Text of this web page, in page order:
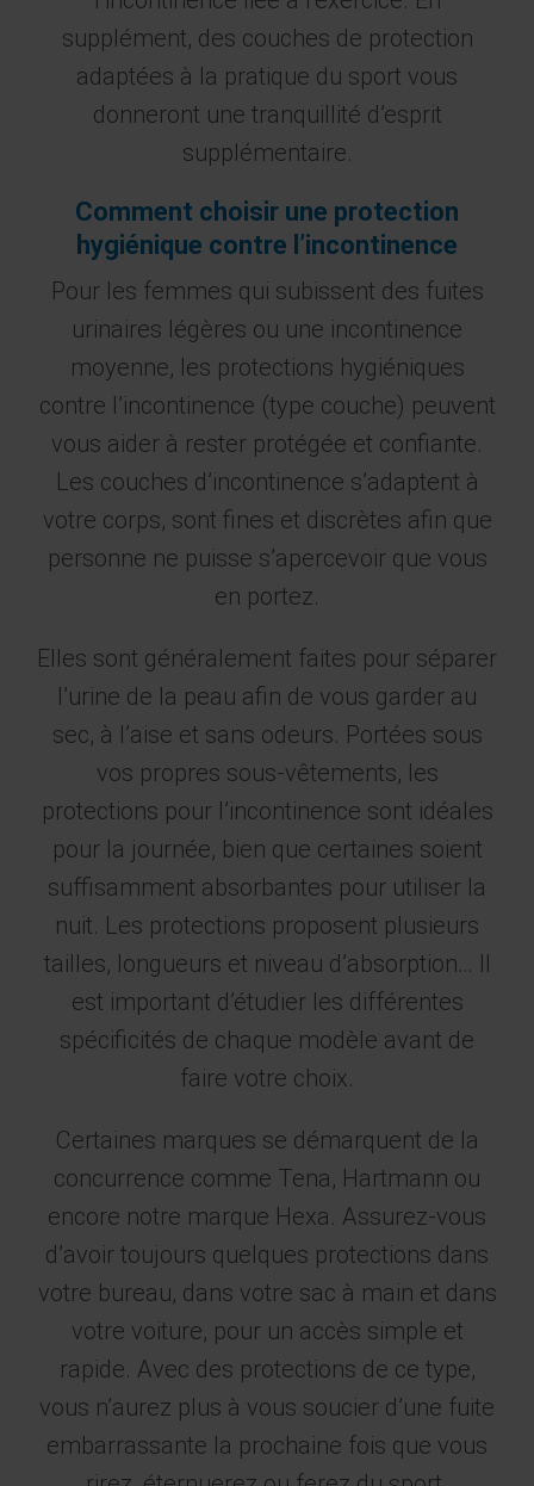
supplément, des couches de protection
adaptées à la pratique du sport vous
donneront une tranquillité d’esprit
supplémentaire.
Comment choisir une protection
hygiénique contre l’incontinence
Pour les femmes qui subissent des fuites
urinaires légères ou une incontinence
moyenne, les protections hygiéniques
contre l’incontinence (type couche) peuvent
vous aider à rester protégée et confiante.
Les couches d’incontinence s’adaptent à
votre corps, sont fines et discrètes afin que
personne ne puisse s’apercevoir que vous
en portez.
Elles sont généralement faites pour séparer
l’urine de la peau afin de vous garder au
sec, à l’aise et sans odeurs. Portées sous
vos propres sous-vêtements, les
protections pour l’incontinence sont idéales
pour la journée, bien que certaines soient
suffisamment absorbantes pour utiliser la
nuit. Les protections proposent plusieurs
tailles, longueurs et niveau d’absorption… Il
est important d’étudier les différentes
spécificités de chaque modèle avant de
faire votre choix.
Certaines marques se démarquent de la
concurrence comme Tena, Hartmann ou
encore notre marque Hexa. Assurez-vous
d’avoir toujours quelques protections dans
votre bureau, dans votre sac à main et dans
votre voiture, pour un accès simple et
rapide. Avec des protections de ce type,
vous n’aurez plus à vous soucier d’une fuite
embarrassante la prochaine fois que vous